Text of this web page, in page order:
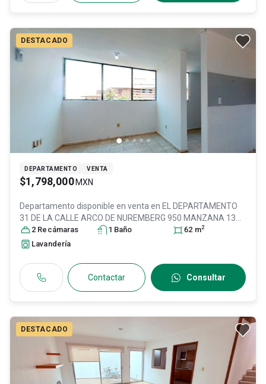
DESTACADO
DEPARTAMENTO VENTA
$1,798,000 MXN
Departamento disponible en venta en EL DEPARTAMENTO
31 DE LA CALLE ARCO DE NUREMBERG 950 MANZANA 13
EN LA UNIDAD HABITACIONAL ARCOS DE Z, Col. Lomas de
Zapopan,Zapopan
2 Recámaras 1 Baño 62 m2
Lavandería
Contactar Consultar
DESTACADO